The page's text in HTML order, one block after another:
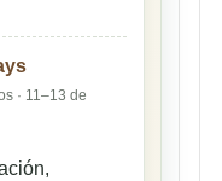
· 11–13 de